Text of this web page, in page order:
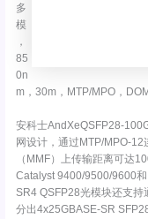
多
模
，
85
0n
m，30m，MTP/MPO，DOM
安科士AndXeQSFP28-
网设计，通过MTP/MPO-
（MMF）上传输距离可达
Catalyst 9400/9500/9600
SR4 QSFP28光模块还支
分出4x25GBASE-SR